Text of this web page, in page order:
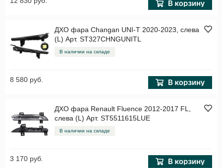
ДХО фара Changan UNI-T 2020-2023, слева
(L) Арт. ST327CHNGUNITL
В наличии на складе
8 580 руб.
ДХО фара Renault Fluence 2012-2017 FL,
слева (L) Арт. ST5511615LUE
В наличии на складе
3 170 руб.